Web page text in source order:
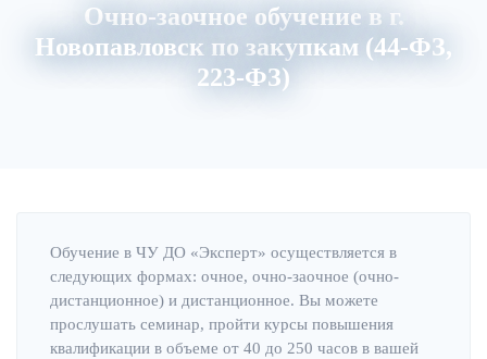
Очно-заочное обучение в г.
Новопавловск по закупкам (44-ФЗ,
223-ФЗ)
Обучение в ЧУ ДО «Эксперт» осуществляется в
следующих формах: очное, очно-заочное (очно-
дистанционное) и дистанционное. Вы можете
прослушать семинар, пройти курсы повышения
квалификации в объеме от 40 до 250 часов в вашей